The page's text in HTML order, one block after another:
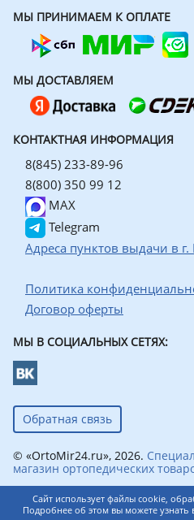
МЫ ПРИНИМАЕМ К ОПЛАТЕ
МЫ ДОСТАВЛЯЕМ
КОНТАКТНАЯ ИНФОРМАЦИЯ
8(845) 233-89-96
8(800) 350 99 12
MAX
Telegram
Адреса пунктов выдачи в г.
Политика
Договор оферты
МЫ В СОЦИАЛЬНЫХ СЕТЯХ:
Обратная связь
© «OrtoMir24.ru», 2026.
магазин ортопедических
Сайт использует файлы cookie,
Подробнее об этом вы можете узнать